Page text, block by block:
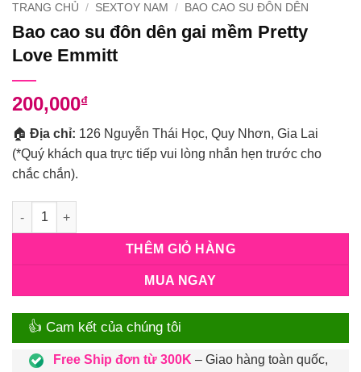
TRANG CHỦ / SEXTOY NAM / BAO CAO SU ĐÔN DÊN
Bao cao su đôn dên gai mềm Pretty
Love Emmitt
200,000₫
🏠 Địa chỉ: 126 Nguyễn Thái Học, Quy Nhơn, Gia Lai
(*Quý khách qua trực tiếp vui lòng nhắn hẹn trước cho
chắc chắn).
Số lượng
THÊM GIỎ HÀNG
MUA NGAY
👍 Cam kết của chúng tôi
Free Ship đơn từ 300K – Giao hàng toàn quốc,